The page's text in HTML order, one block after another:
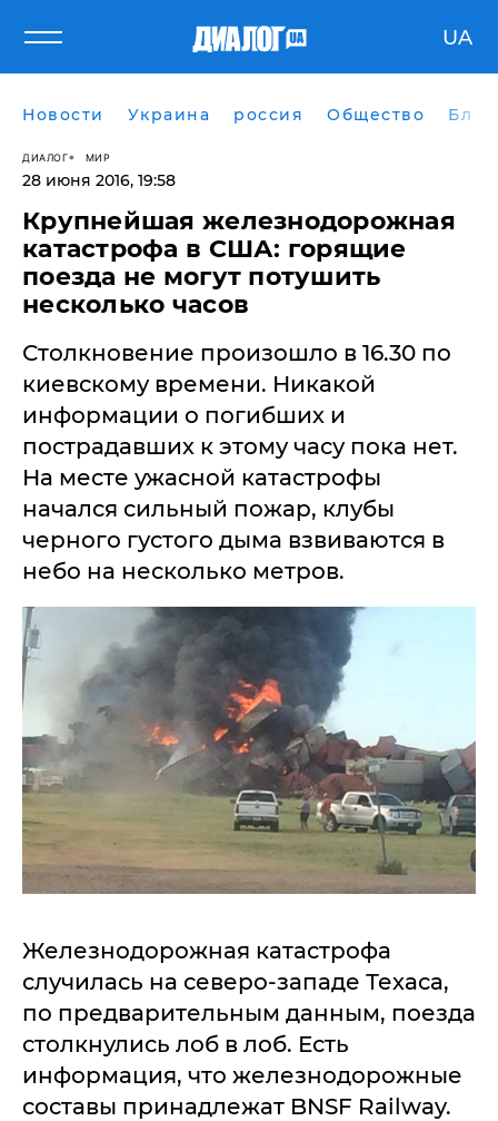
UA
Новости Украина россия Общество
ДИАЛОГ МИР
28 июня 2016, 19:58
Крупнейшая железнодорожная
катастрофа в США: горящие
поезда не могут потушить
несколько часов
Столкновение произошло в 16.30 по
киевскому времени. Никакой
информации о погибших и
пострадавших к этому часу пока нет.
На месте ужасной катастрофы
начался сильный пожар, клубы
черного густого дыма взвиваются в
небо на несколько метров.
Железнодорожная катастрофа
случилась на северо-западе Техаса,
по предварительным данным, поезда
столкнулись лоб в лоб. Есть
информация, что железнодорожные
составы принадлежат BNSF Railway.